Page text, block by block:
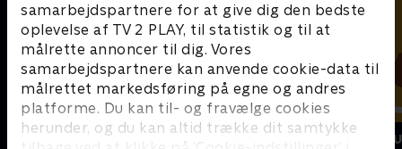
samarbejdspartnere for at give dig den bedste
oplevelse af TV 2 PLAY, til statistik og til at
målrette annoncer til dig. Vores
samarbejdspartnere kan anvende cookie-data til
målrettet markedsføring på egne og andres
platforme. Du kan til- og fravælge cookies
herunder, og du kan altid trække dit samtykke
Vicke Viking Miniteve: